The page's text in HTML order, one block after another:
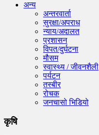
अन्य
अन्तरवार्ता
सुरक्षा/अपराध
न्याय/अदालत
प्रशासन
विपत/दुर्घटना
मौसम
स्वास्थ्य / जीवनशैली
पर्यटन
तस्बीर
रोचक
जनचासो भिडियो
कृषि